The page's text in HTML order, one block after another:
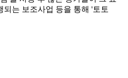
는 보조사업 등을 통해 '토토